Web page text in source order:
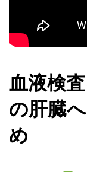
血液検
の肝臓
め